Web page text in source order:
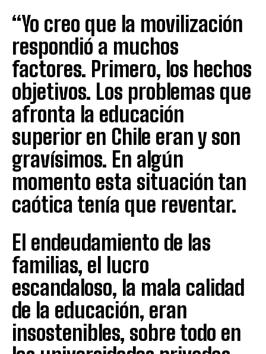
“Yo creo que la movilización
respondió a muchos
factores. Primero, los hechos
objetivos. Los problemas que
afronta la educación
superior en Chile eran y son
gravísimos. En algún
momento esta situación tan
caótica tenía que reventar.
El endeudamiento de las
familias, el lucro
escandaloso, la mala calidad
de la educación, eran
insostenibles, sobre todo en